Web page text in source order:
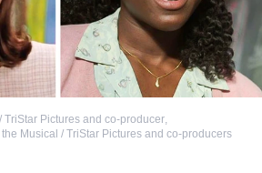
TriStar Pictures and co-producer,
Musical / TriStar Pictures and co-producers